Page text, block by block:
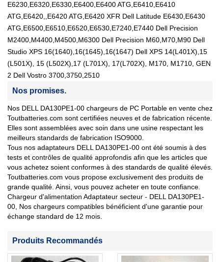
E6230,E6320,E6330,E6400,E6400 ATG,E6410,E6410
ATG,E6420,,E6420 ATG,E6420 XFR Dell Latitude E6430,E6430
ATG,E6500,E6510,E6520,E6530,E7240,E7440 Dell Precision
M2400,M4400,M4500,M6300 Dell Precision M60,M70,M90 Dell
Studio XPS 16(1640),16(1645),16(1647) Dell XPS 14(L401X),15
(L501X), 15 (L502X),17 (L701X), 17(L702X), M170, M1710, GEN
2 Dell Vostro 3700,3750,2510
Nos promises.
Nos DELL DA130PE1-00 chargeurs de PC Portable en vente chez
Toutbatteries.com sont certifiées neuves et de fabrication récente.
Elles sont assemblées avec soin dans une usine respectant les
meilleurs standards de fabrication ISO9000.
Tous nos adaptateurs DELL DA130PE1-00 ont été soumis à des
tests et contrôles de qualité approfondis afin que les articles que
vous achetez soient conformes à des standards de qualité élevés.
Toutbatteries.com vous propose exclusivement des produits de
grande qualité. Ainsi, vous pouvez acheter en toute confiance.
Chargeur d'alimentation Adaptateur secteur - DELL DA130PE1-
00, Nos chargeurs compatibles bénéficient d'une garantie pour
échange standard de 12 mois.
Produits Recommandés